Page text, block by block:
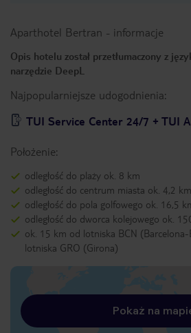
Aparthotel Bertran - informacje
Opis hotelu został przetłumaczony z
narzędzie DeepL
Najpopularniejsze udogodnienia:
TUI Service Center 24/7 + TUI
Położenie:
odległość do plaży ok. 8 km
odległość do centrum miasta ok. 4,2 km
odległość do pola golfowego ok. 16,5
odległość do dworca kolejowego ok.
ok. 15 km od lotniska BCN
lotniska GRO (Girona)
Pokaż na